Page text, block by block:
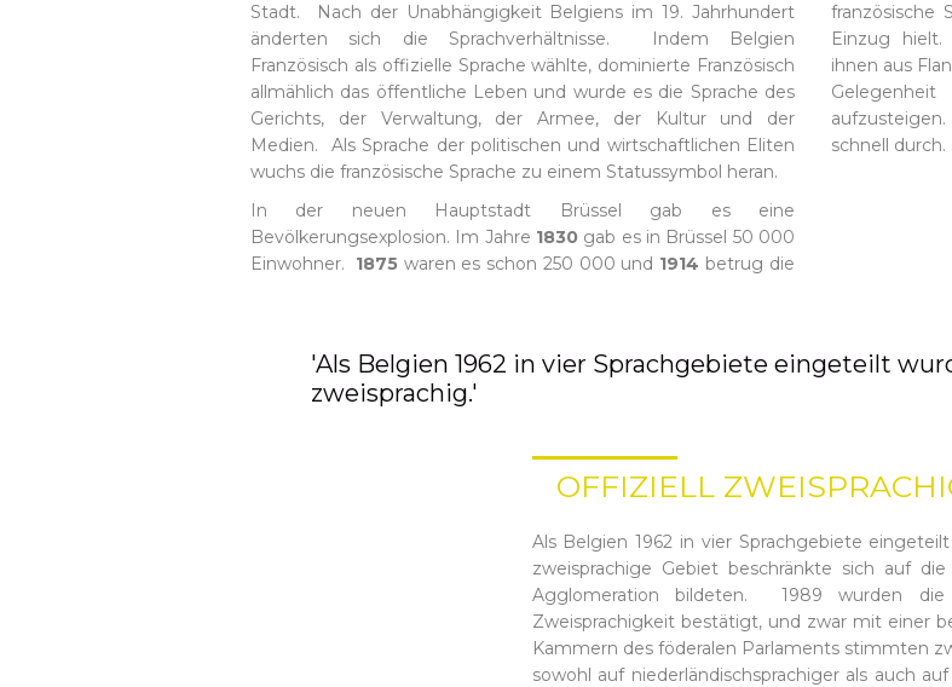
Stadt. Nach der Unabhängigkeit Belgiens im 19. Jahrhundert
änderten sich die Sprachverhältnisse. Indem Belgien
Französisch als offizielle Sprache wählte, dominierte Französisch
allmählich das öffentliche Leben und wurde es die Sprache des
Gerichts, der Verwaltung, der Armee, der Kultur und der
Medien. Als Sprache der politischen und wirtschaftlichen Eliten
wuchs die französische Sprache zu einem Statussymbol heran.
In der neuen Hauptstadt Brüssel gab es eine
Bevölkerungsexplosion. Im Jahre 1830 gab es in Brüssel 50 000
Einwohner. 1875 waren es schon 250 000 und 1914 betrug die
französische
Einzug
ihnen aus
schnell durch.
'Als Belgien 1962 in vier Sprachgebiete eingeteilt
zweisprachig.'
OFFIZIELL
Als Belgien 1962 in vier Sprachgebiete
zweisprachige Gebiet beschränkte sich auf
Agglomeration bildeten. 1989 wurden
Zweisprachigkeit bestätigt, und zwar mit einer
Kammern des föderalen Parlaments stimmten
sowohl auf niederländischsprachiger als auch